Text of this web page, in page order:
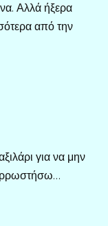
Αλλά ήξερα
από την
για να μην